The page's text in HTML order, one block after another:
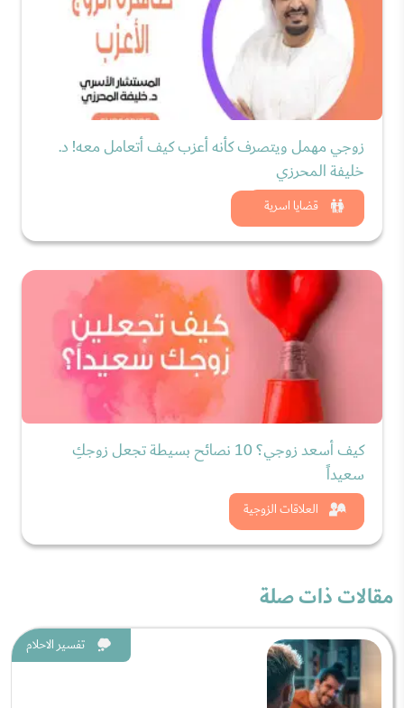
قضايا اسرية
زوجي مهمل ويتصرف كأنه أعزب كيف أتعامل معه! د.
خليفة المحرزي
شاهد الان
العلاقات الزوجية
كيف أسعد زوجي؟ 10 نصائح بسيطة تجعل زوجكِ
سعيداً
شاهد الان
مقالات ذات صلة
تفسير الاحلام